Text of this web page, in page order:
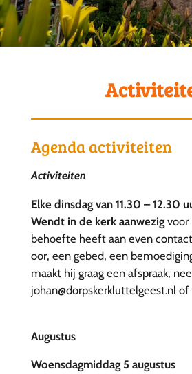
Agenda activiteiten
Activiteiten
Elke dinsdag van 11.30 – 12.30
Wendt in de kerk aanwezig voor
behoefte heeft aan even
oor, een gebed, een
maakt hij graag een afspraak,
johan@dorpskerkluttelgeest.nl
Augustus
Woensdagmiddag 5 augustus